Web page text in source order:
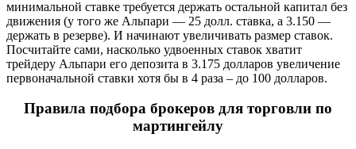
минимальной ставке требуется держать остальной капитал без
движения (у того же Альпари — 25 долл. ставка, а 3.150 —
держать в резерве). И начинают увеличивать размер ставок.
Посчитайте сами, насколько удвоенных ставок хватит
трейдеру Альпари его депозита в 3.175 долларов увеличение
первоначальной ставки хотя бы в 4 раза – до 100 долларов.
Правила подбора брокеров для торговли по
мартингейлу